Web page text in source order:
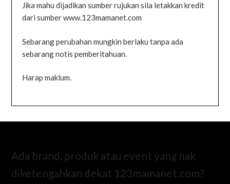
Jika mahu dijadikan sumber rujukan sila letakkan kredit
dari sumber www.123mamanet.com
Sebarang perubahan mungkin berlaku tanpa ada
sebarang notis pemberitahuan.
Harap maklum.
Ada brand, produk atau event yang nak
diketengahkan dekat 123mamanet.com?